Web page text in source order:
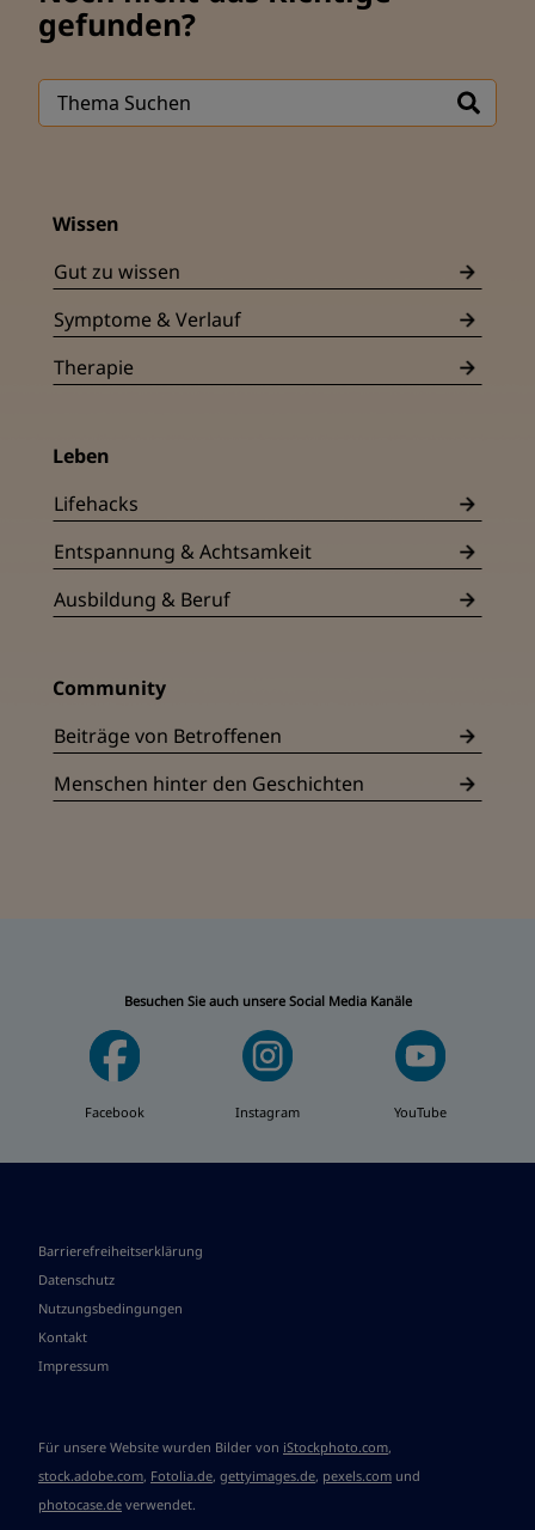
gefunden?
Wissen
Gut zu wissen
Symptome & Verlauf
Therapie
Leben
Lifehacks
Entspannung & Achtsamkeit
Ausbildung & Beruf
Community
Beiträge von Betroffenen
Menschen hinter den Geschichten
Besuchen Sie auch unsere Social Media Kanäle
Facebook Instagram YouTube
Barrierefreiheitserklärung
Datenschutz
Nutzungsbedingungen
Kontakt
Impressum
Für unsere Website wurden Bilder von iStockphoto.com,
stock.adobe.com, Fotolia.de, gettyimages.de, pexels.com und
photocase.de verwendet.